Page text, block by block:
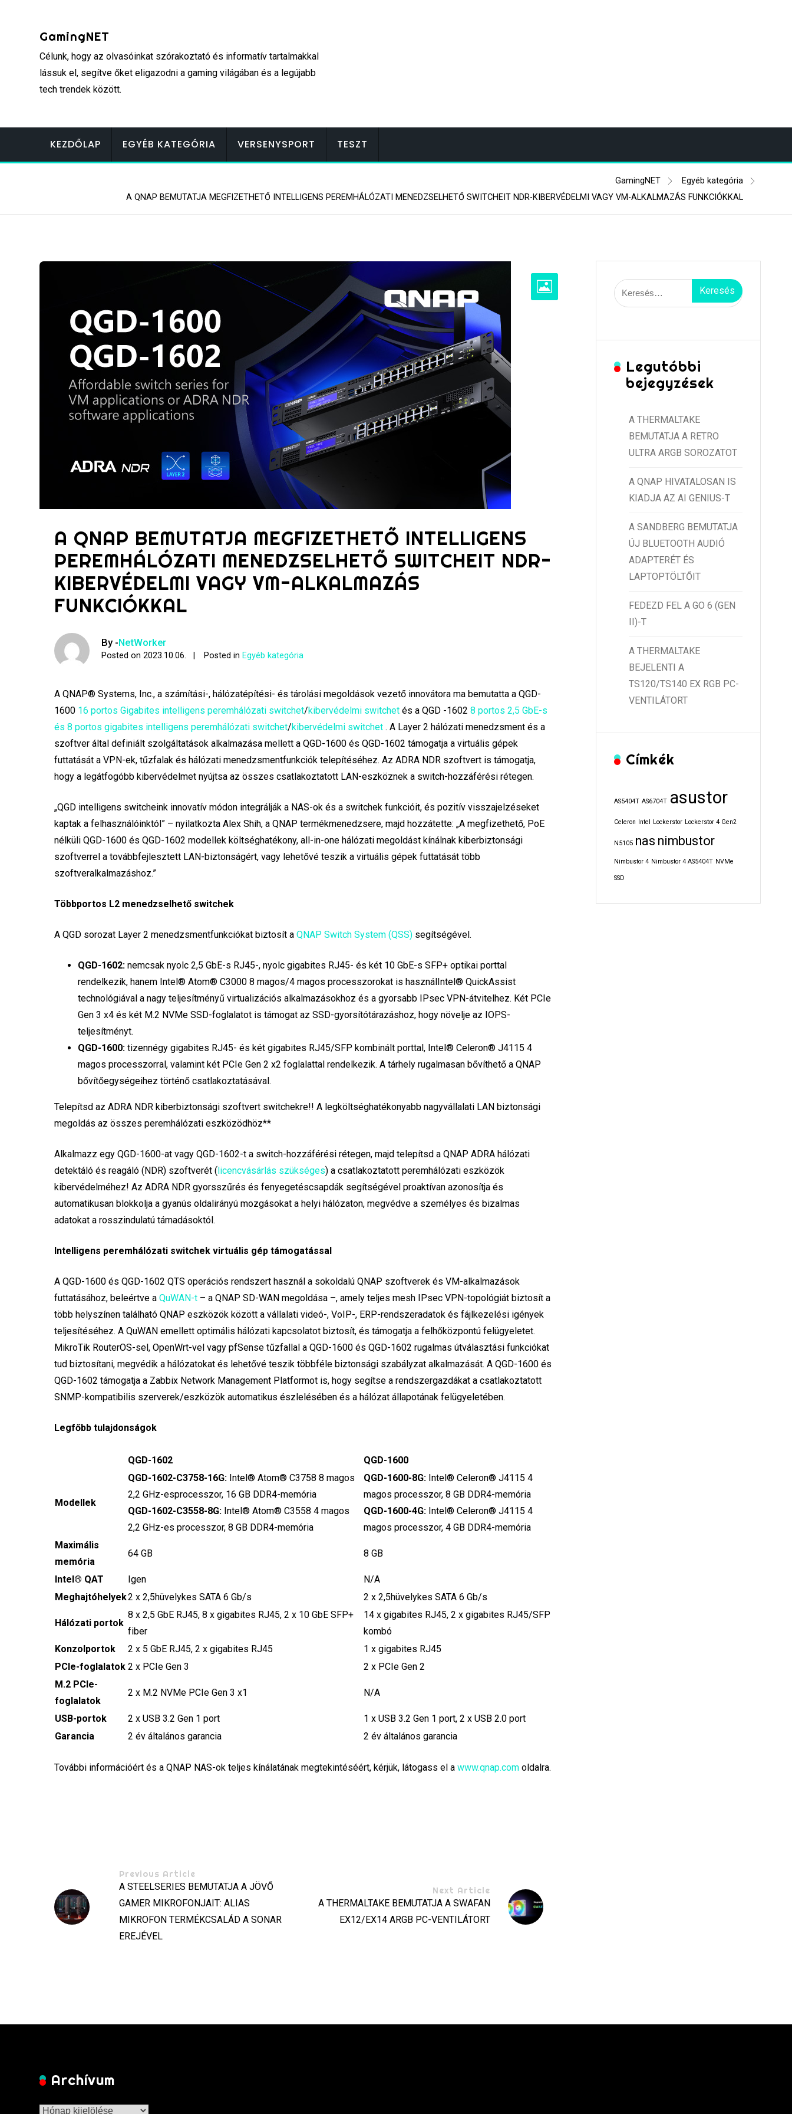
GamingNET
Célunk, hogy az olvasóinkat szórakoztató és informatív tartalmakkal
lássuk el, segítve őket eligazodni a gaming világában és a legújabb
tech trendek között.
KEZDŐLAP EGYÉB KATEGÓRIA VERSENYSPORT TESZT
GamingNET
Egyéb kategória
A QNAP BEMUTATJA MEGFIZETHETŐ INTELLIGENS PEREMHÁLÓZATI MENEDZSELHETŐ SWITCHEIT NDR-KIBERVÉDELMI VAGY VM-ALKALMAZÁS FUNKCIÓKKAL
A QNAP BEMUTATJA MEGFIZETHETŐ INTELLIGENS
PEREMHÁLÓZATI MENEDZSELHETŐ SWITCHEIT NDR-
KIBERVÉDELMI VAGY VM-ALKALMAZÁS
FUNKCIÓKKAL
By -NetWorker
Posted on2023.10.06. Posted in Egyéb kategória
A QNAP® Systems, Inc., a számítási-, hálózatépítési- és tárolási megoldások vezető innovátora ma bemutatta a QGD-
1600 16 portos Gigabites intelligens peremhálózati switchet/kibervédelmi switchet és a QGD -16028 portos 2,5 GbE-s
és 8 portos gigabites intelligens peremhálózati switchet/kibervédelmi switchet . A Layer 2 hálózati menedzsment és a
szoftver által definiált szolgáltatások alkalmazása mellett a QGD-1600 és QGD-1602 támogatja a virtuális gépek
futtatását a VPN-ek, tűzfalak és hálózati menedzsmentfunkciók telepítéséhez. Az ADRA NDR szoftvert is támogatja,
hogy a legátfogóbb kibervédelmet nyújtsa az összes csatlakoztatott LAN-eszköznek a switch-hozzáférési rétegen.
„QGD intelligens switcheink innovatív módon integrálják a NAS-ok és a switchek funkcióit, és pozitív visszajelzéseket
kaptak a felhasználóinktól” – nyilatkozta Alex Shih, a QNAP termékmenedzsere, majd hozzátette: „A megfizethető, PoE
nélküli QGD-1600 és QGD-1602 modellek költséghatékony, all-in-one hálózati megoldást kínálnak kiberbiztonsági
szoftverrel a továbbfejlesztett LAN-biztonságért, vagy lehetővé teszik a virtuális gépek futtatását több
szoftveralkalmazáshoz.”
Többportos L2 menedzselhető switchek
A QGD sorozat Layer 2 menedzsmentfunkciókat biztosít aQNAP Switch System (QSS) segítségével.
QGD-1602: nemcsak nyolc 2,5 GbE-s RJ45-, nyolc gigabites RJ45- és két 10 GbE-s SFP+ optikai porttal
rendelkezik, hanem Intel® Atom® C3000 8 magos/4 magos processzorokat is használIntel® QuickAssist
technológiával a nagy teljesítményű virtualizációs alkalmazásokhoz és a gyorsabb IPsec VPN-átvitelhez. Két PCIe
Gen 3 x4 és két M.2 NVMe SSD-foglalatot is támogat az SSD-gyorsítótárazáshoz, hogy növelje az IOPS-
teljesítményt.
QGD-1600: tizennégy gigabites RJ45- és két gigabites RJ45/SFP kombinált porttal, Intel® Celeron® J4115 4
magos processzorral, valamint két PCIe Gen 2 x2 foglalattal rendelkezik. A tárhely rugalmasan bővíthető a QNAP
bővítőegységeihez történő csatlakoztatásával.
Telepítsd az ADRA NDR kiberbiztonsági szoftvert switchekre!! A legköltséghatékonyabb nagyvállalati LAN biztonsági
megoldás az összes peremhálózati eszközödhöz**
Alkalmazz egy QGD-1600-at vagy QGD-1602-t a switch-hozzáférési rétegen, majd telepítsd a QNAP ADRA hálózati
detektáló és reagáló (NDR) szoftverét (licencvásárlás szükséges) a csatlakoztatott peremhálózati eszközök
kibervédelméhez! Az ADRA NDR gyorsszűrés és fenyegetéscsapdák segítségével proaktívan azonosítja és
automatikusan blokkolja a gyanús oldalirányú mozgásokat a helyi hálózaton, megvédve a személyes és bizalmas
adatokat a rosszindulatú támadásoktól.
Intelligens peremhálózati switchek virtuális gép támogatással
A QGD-1600 és QGD-1602 QTS operációs rendszert használ a sokoldalú QNAP szoftverek és VM-alkalmazások
futtatásához, beleértve aQuWAN-t – a QNAP SD-WAN megoldása –, amely teljes mesh IPsec VPN-topológiát biztosít a
több helyszínen található QNAP eszközök között a vállalati videó-, VoIP-, ERP-rendszeradatok és fájlkezelési igények
teljesítéséhez. A QuWAN emellett optimális hálózati kapcsolatot biztosít, és támogatja a felhőközpontú felügyeletet.
MikroTik RouterOS-sel, OpenWrt-vel vagy pfSense tűzfallal a QGD-1600 és QGD-1602 rugalmas útválasztási funkciókat
tud biztosítani, megvédik a hálózatokat és lehetővé teszik többféle biztonsági szabályzat alkalmazását. A QGD-1600 és
QGD-1602 támogatja a Zabbix Network Management Platformot is, hogy segítse a rendszergazdákat a csatlakoztatott
SNMP-kompatibilis szerverek/eszközök automatikus észlelésében és a hálózat állapotának felügyeletében.
Legfőbb tulajdonságok
QGD-1602 QGD-1600
Modellek
QGD-1602-C3758-16G: Intel® Atom® C3758 8 magos
2,2 GHz-esprocesszor, 16 GB DDR4-memória
QGD-1602-C3558-8G: Intel® Atom® C3558 4 magos
2,2 GHz-es processzor, 8 GB DDR4-memória
QGD-1600-8G: Intel® Celeron® J4115 4
magos processzor, 8 GB DDR4-memória
QGD-1600-4G: Intel® Celeron® J4115 4
magos processzor, 4 GB DDR4-memória
Maximális
memória
64 GB 8 GB
Intel® QAT Igen
N/A
Meghajtóhelyek2 x 2,5hüvelykes SATA 6 Gb/s 2 x 2,5hüvelykes SATA 6 Gb/s
Hálózati portok
8 x 2,5 GbE RJ45, 8 x gigabites RJ45, 2 x 10 GbE SFP+
fiber
14 x gigabites RJ45, 2 x gigabites RJ45/SFP
kombó
Konzolportok
2 x 5 GbE RJ45, 2 x gigabites RJ45
1 x gigabites RJ45
PCIe-foglalatok 2 x PCIe Gen 3
2 x PCIe Gen 2
M.2 PCIe-
foglalatok
2 x M.2 NVMe PCIe Gen 3 x1 N/A
USB-portok 2 x USB 3.2 Gen 1 port
1 x USB 3.2 Gen 1 port, 2 x USB 2.0 port
Garancia
2 év általános garancia 2 év általános garancia
További információért és a QNAP NAS-ok teljes kínálatának megtekintéséért, kérjük, látogass el awww.qnap.com oldalra.
Previous Article
A STEELSERIES BEMUTATJA A JÖVŐ
GAMER MIKROFONJAIT: ALIAS
MIKROFON TERMÉKCSALÁD A SONAR
EREJÉVEL
Next Article
A THERMALTAKE BEMUTATJA A SWAFAN
EX12/EX14 ARGB PC-VENTILÁTORT
Keresés:
Legutóbbi
bejegyzések
A THERMALTAKE
BEMUTATJA A RETRO
ULTRA ARGB SOROZATOT
A QNAP HIVATALOSAN IS
KIADJA AZ AI GENIUS-T
A SANDBERG BEMUTATJA
ÚJ BLUETOOTH AUDIÓ
ADAPTERÉT ÉS
LAPTOPTÖLTŐIT
FEDEZD FEL A GO 6 (GEN
II)-T
A THERMALTAKE
BEJELENTI A
TS120/TS140 EX RGB PC-
VENTILÁTORT
Címkék
AS5404T AS6704T asustor
Celeron Intel Lockerstor Lockerstor 4 Gen2
N5105 nas nimbustor
Nimbustor 4 Nimbustor 4 AS5404T NVMe
SSD
Archívum
Archívum